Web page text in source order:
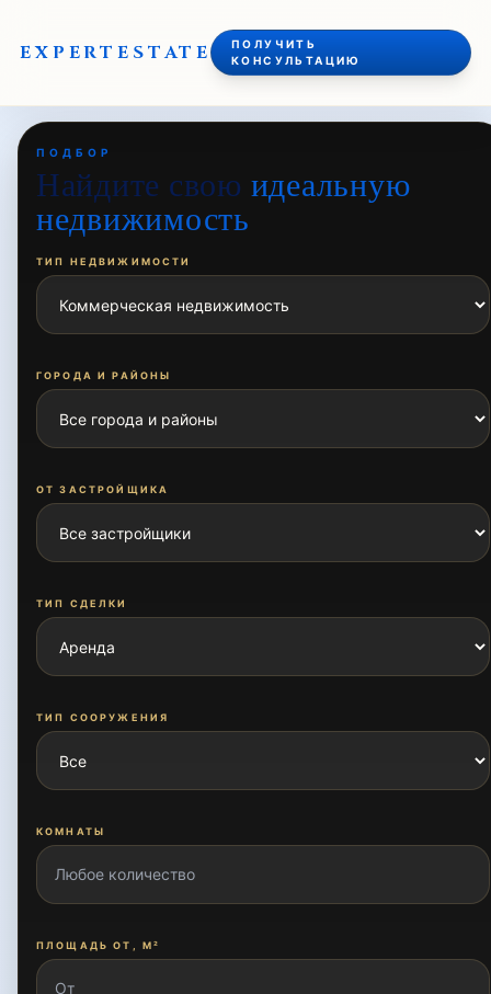
EXPERTESTATE
ПОЛУЧИТЬ
КОНСУЛЬТАЦИЮ
ПОДБОР
Найдите свою идеальную
недвижимость
ТИП НЕДВИЖИМОСТИ
ГОРОДА И РАЙОНЫ
ОТ ЗАСТРОЙЩИКА
ТИП СДЕЛКИ
ТИП СООРУЖЕНИЯ
КОМНАТЫ
ПЛОЩАДЬ ОТ, М²